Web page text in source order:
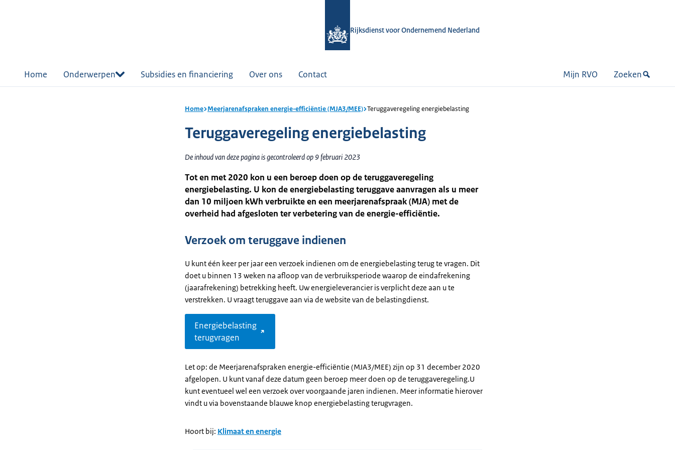
Rijksdienst voor Ondernemend Nederland
Home Onderwerpen Subsidies en financiering Over ons Contact Mijn RVO Zoeken
Home Meerjarenafspraken energie-efficiëntie (MJA3/MEE) Teruggaveregeling energiebelasting
Teruggaveregeling energiebelasting
De inhoud van deze pagina is gecontroleerd op 9 februari 2023
Tot en met 2020 kon u een beroep doen op de teruggaveregeling
energiebelasting. U kon de energiebelasting teruggave aanvragen als u meer
dan 10 miljoen kWh verbruikte en een meerjarenafspraak (MJA) met de
overheid had afgesloten ter verbetering van de energie-efficiëntie.
Verzoek om teruggave indienen
U kunt één keer per jaar een verzoek indienen om de energiebelasting terug te vragen. Dit
doet u binnen 13 weken na afloop van de verbruiksperiode waarop de eindafrekening
(jaarafrekening) betrekking heeft. Uw energieleverancier is verplicht deze aan u te
verstrekken. U vraagt teruggave aan via de website van de belastingdienst.
Energiebelasting
terugvragen
Let op: de Meerjarenafspraken energie-efficiëntie (MJA3/MEE) zijn op 31 december 2020
afgelopen. U kunt vanaf deze datum geen beroep meer doen op de teruggaveregeling.U
kunt eventueel wel een verzoek over voorgaande jaren indienen. Meer informatie hierover
vindt u via bovenstaande blauwe knop energiebelasting terugvragen.
Hoort bij: Klimaat en energie